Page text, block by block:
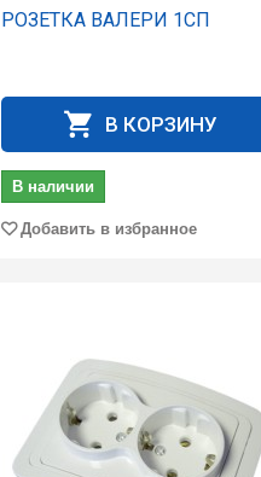
РОЗЕТКА ВАЛЕРИ 1СП
В КОРЗИНУ
В наличии
Добавить в избранное